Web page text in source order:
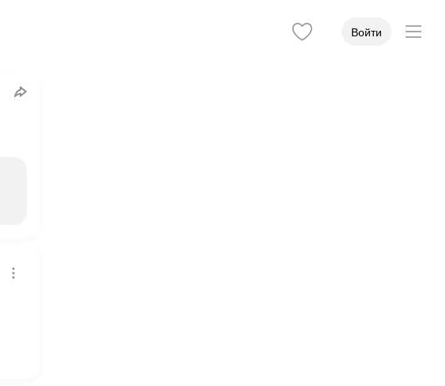
Войти